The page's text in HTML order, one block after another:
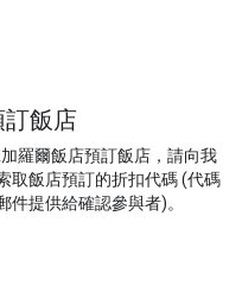
訂飯店
羅爾飯店預訂飯店，請向我
取飯店預訂的折扣代碼 (代碼
提供給確認參與者)。